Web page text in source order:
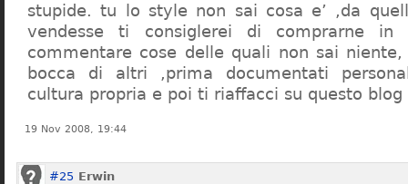
stupide. tu lo style non sai cosa e’ ,da
vendesse ti consiglerei di comprarne in
commentare cose delle quali non sai
bocca di altri ,prima documentati
cultura propria e poi ti riaffacci su questo blog
19 Nov 2008, 19:44
#25 Erwin